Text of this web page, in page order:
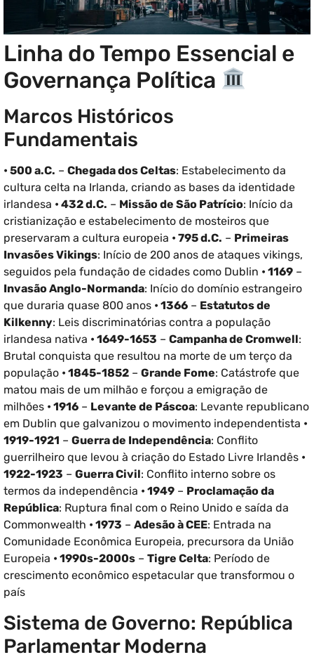
Linha do Tempo Essencial e
Governança Política
Marcos Históricos
Fundamentais
• 500 a.C. – Chegada dos Celtas: Estabelecimento da
cultura celta na Irlanda, criando as bases da identidade
irlandesa • 432 d.C. – Missão de São Patrício: Início da
cristianização e estabelecimento de mosteiros que
preservaram a cultura europeia • 795 d.C. – Primeiras
Invasões Vikings: Início de 200 anos de ataques vikings,
seguidos pela fundação de cidades como Dublin • 1169 –
Invasão Anglo-Normanda: Início do domínio estrangeiro
que duraria quase 800 anos • 1366 – Estatutos de
Kilkenny: Leis discriminatórias contra a população
irlandesa nativa • 1649-1653 – Campanha de Cromwell:
Brutal conquista que resultou na morte de um terço da
população • 1845-1852 – Grande Fome: Catástrofe que
matou mais de um milhão e forçou a emigração de
milhões • 1916 – Levante de Páscoa: Levante republicano
em Dublin que galvanizou o movimento independentista •
1919-1921 – Guerra de Independência: Conflito
guerrilheiro que levou à criação do Estado Livre Irlandês •
1922-1923 – Guerra Civil: Conflito interno sobre os
termos da independência • 1949 – Proclamação da
República: Ruptura final com o Reino Unido e saída da
Commonwealth • 1973 – Adesão à CEE: Entrada na
Comunidade Econômica Europeia, precursora da União
Europeia • 1990s-2000s – Tigre Celta: Período de
crescimento econômico espetacular que transformou o
país
Sistema de Governo: República
Parlamentar Moderna